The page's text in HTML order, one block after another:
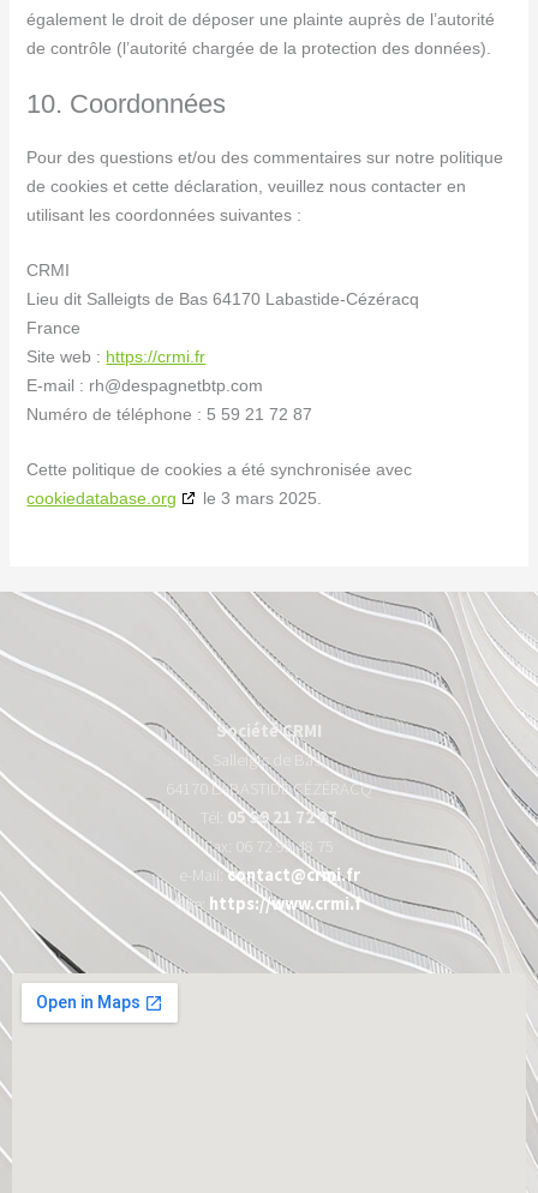
également le droit de déposer une plainte auprès de l’autorité
de contrôle (l’autorité chargée de la protection des données).
10. Coordonnées
Pour des questions et/ou des commentaires sur notre politique
de cookies et cette déclaration, veuillez nous contacter en
utilisant les coordonnées suivantes :
CRMI
Lieu dit Salleigts de Bas 64170 Labastide-Cézéracq
France
Site web : https://crmi.fr
E-mail : rh@despagnetbtp.com
Numéro de téléphone : 5 59 21 72 87
Cette politique de cookies a été synchronisée avec
cookiedatabase.org
le 3 mars 2025.
Société CRMI
Salleigts de Bas,
64170 LABASTIDE CÉZÉRACQ
Tél: 05 59 21 72 87
Fax: 06 72 95 48 75
e-Mail:contact@crmi.fr
Site: https://www.crmi.f